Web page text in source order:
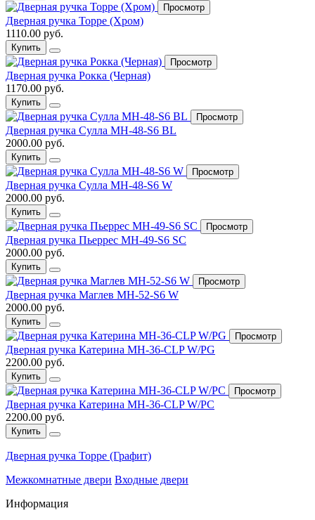
Просмотр
Дверная ручка Торре (Хром)
1110.00 руб.
Купить
Просмотр
Дверная ручка Рокка (Черная)
1170.00 руб.
Купить
Просмотр
Дверная ручка Сулла MH-48-S6 BL
2000.00 руб.
Купить
Просмотр
Дверная ручка Сулла MH-48-S6 W
2000.00 руб.
Купить
Просмотр
Дверная ручка Пьеррес MH-49-S6 SC
2000.00 руб.
Купить
Просмотр
Дверная ручка Маглев MH-52-S6 W
2000.00 руб.
Купить
Просмотр
Дверная ручка Катерина MH-36-CLP W/PG
2200.00 руб.
Купить
Просмотр
Дверная ручка Катерина MH-36-CLP W/PC
2200.00 руб.
Купить
Дверная ручка Торре (Графит)
Межкомнатные двери Входные двери
Информация